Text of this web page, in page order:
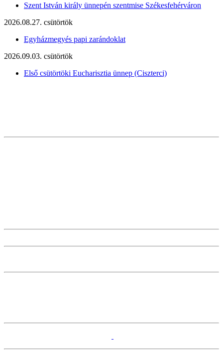
Szent István király ünnepén szentmise Székesfehérváron
2026.08.27. csütörtök
Egyházmegyés papi zarándoklat
2026.09.03. csütörtök
Első csütörtöki Eucharisztia ünnep (Ciszterci)